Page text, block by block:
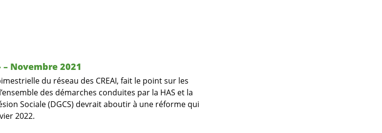
Novembre 2021
du réseau des CREAI, fait le point sur les
des démarches conduites par la HAS et la
Sociale (DGCS) devrait aboutir à une réforme qui
2022.